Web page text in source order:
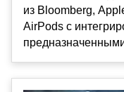
из Bloomberg,
AirPods с